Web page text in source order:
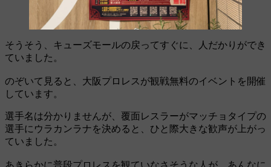
そうそう、キューズモールの戻ってすぐに、人だかりができ
ていました。
のぞいて見ると、大阪プロレスが観戦無料のイベントを開催
しています。
選手名は分かりませんが、覆面レスラーがマッチョタイプの
選手にウラカンラナを決めると、ひと際大きな歓声が上がっ
ていました。
あきらかに普段プロレスを観ていなさそうな人が、あんなに